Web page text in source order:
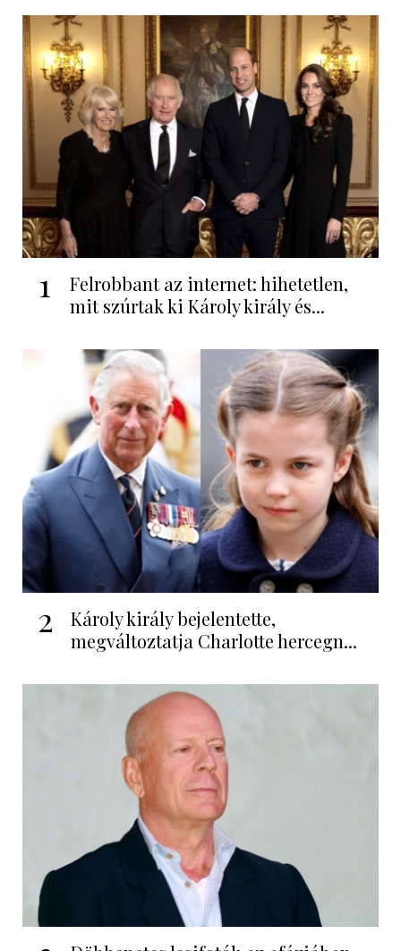
1
Felrobbant az internet: hihetetlen,
mit szúrtak ki Károly király és...
2
Károly király bejelentette,
megváltoztatja Charlotte hercegn...